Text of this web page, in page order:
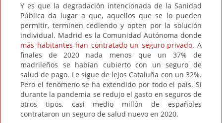
Y es que la degradación intencionada de la Sanidad
Pública da lugar a que, aquellos que se lo pueden
permitir, terminen cediendo y opten por la solución
individual. Madrid es la Comunidad Autónoma donde
más habitantes han contratado un seguro privado. A
finales de 2020 nada menos que un 37% de
madrileños se habían cubierto con un seguro de
salud de pago. Le sigue de lejos Cataluña con un 32%.
Pero el fenómeno se ha extendido por todo el país. Si
durante la pandemia se redujo el gasto en seguros de
otros tipos, casi medio millón de españoles
contrataron un seguro de salud nuevo en 2020.